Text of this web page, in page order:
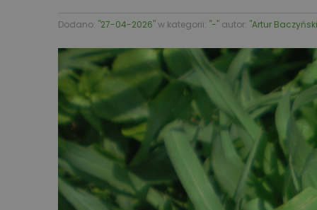
Dodano: ''27-04-2026'' w kategorii: ''-'' autor: ''Artur